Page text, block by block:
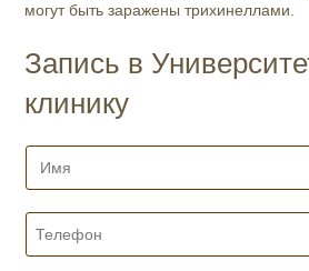
могут быть заражены трихинеллами.
Запись в
клинику
И
*
Т